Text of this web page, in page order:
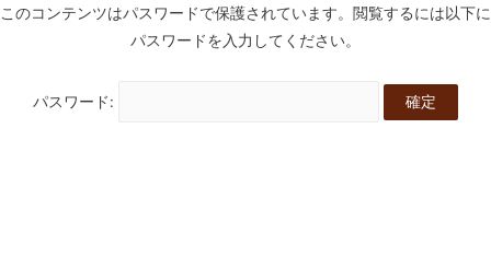
このコンテンツはパスワードで保護されています。閲覧するには以下に
パスワードを入力してください。
パスワード: